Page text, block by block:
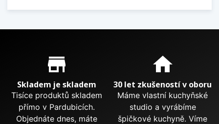
Proč nakupovat u nás?
store_mall_directory
Skladem je skladem
Tisíce produktů skladem
přímo v Pardubicích.
Objednáte dnes, máte
home
30 let zkušeností v oboru
Máme vlastní kuchyňské
studio a vyrábíme
špičkové kuchyně. Víme